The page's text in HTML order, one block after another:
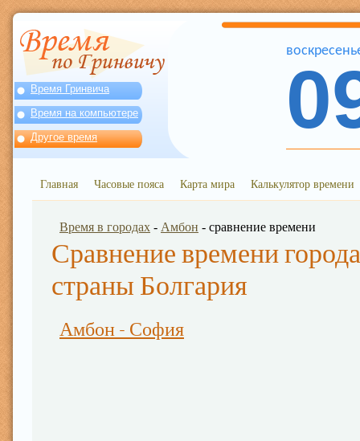
Время Гринвича
Время на компьютере
Другое время
Главная Часовые пояса Карта мира Калькулятор времени
Время в городах - Амбон - сравнение времени
Сравнение времени
страны Болгария
Амбон - София